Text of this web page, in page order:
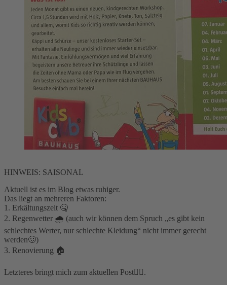
HINWEIS: SAISONAL
Aktuell ist es im Blog etwas ruhiger.
Das liegt an mehreren Faktoren:
1. Erkältungszeit 🤒
2. Regenwetter 🌧 (auch wir können dem Spruch „es gibt kein
schlechtes Werter, nur schlechte Kleidung“ nicht immer gerecht
werden🥴)
3. Renovierung 🏠
Letzteres bringt mich zum aktuellen Post🙋‍♀️.